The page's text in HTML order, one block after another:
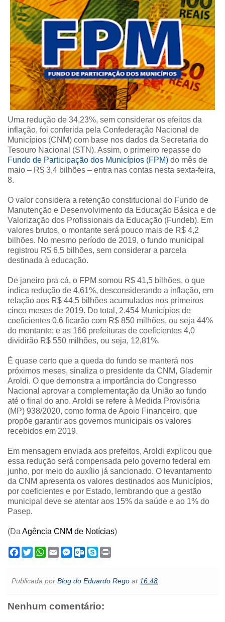
Uma redução de 34,23%, sem considerar os efeitos da
inflação, foi conferida pela Confederação Nacional de
Municípios (CNM) com base nos dados da Secretaria do
Tesouro Nacional (STN). Assim, o primeiro repasse do
Fundo de Participação dos Municípios (FPM) do mês de
maio – R$ 3,4 bilhões – entra nas contas nesta sexta-feira,
8.
O valor considera a retenção constitucional do Fundo de
Manutenção e Desenvolvimento da Educação Básica e de
Valorização dos Profissionais da Educação (Fundeb). Em
valores brutos, o montante será pouco mais de R$ 4,2
bilhões. No mesmo período de 2019, o fundo municipal
registrou R$ 6,5 bilhões, sem considerar a parcela
destinada à educação.
De janeiro pra cá, o FPM somou R$ 41,5 bilhões, o que
indica redução de 4,61%, desconsiderando a inflação, em
relação aos R$ 44,5 bilhões acumulados nos primeiros
cinco meses de 2019. Do total, 2.454 Municípios de
coeficientes 0,6 ficarão com R$ 850 milhões, ou seja 44%
do montante; e as 166 prefeituras de coeficientes 4,0
dividirão R$ 550 milhões, ou seja, 12,81%.
É quase certo que a queda do fundo se manterá nos
próximos meses, sinaliza o presidente da CNM, Glademir
Aroldi. O que demonstra a importância do Congresso
Nacional aprovar a complementação da União ao fundo
até o final do ano. Aroldi se refere à Medida Provisória
(MP) 938/2020, como forma de Apoio Financeiro, que
propõe garantir aos governos municipais os valores
recebidos em 2019.
Em mensagem enviada aos prefeitos, Aroldi explicou que
essa redução será compensada pelo governo federal em
junho, por meio do auxílio já sancionado. O levantamento
da CNM apresenta os valores destinados aos Municípios,
por coeficientes e por Estado, lembrando que a gestão
municipal deve se atentar aos 15% da saúde e ao 1% do
Pasep.
(Da Agência CNM de Notícias)
F
a
b
k
T
w
t
W
h
s
p
E
m
l
M
e
e
e
O
u
o
.
S
k
e
t
Publicada por Blog do Eduardo Rego at 16:48
Nenhum comentário: